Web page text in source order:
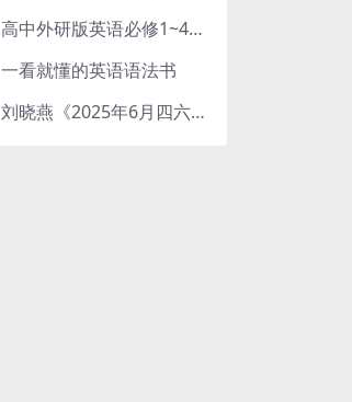
高中外研版英语必修1~4+考试技巧78讲全套视频
一看就懂的英语语法书
刘晓燕《2025年6月四六级考试急救班 (原保命班) 》(四级完结+六级写译、阅读)